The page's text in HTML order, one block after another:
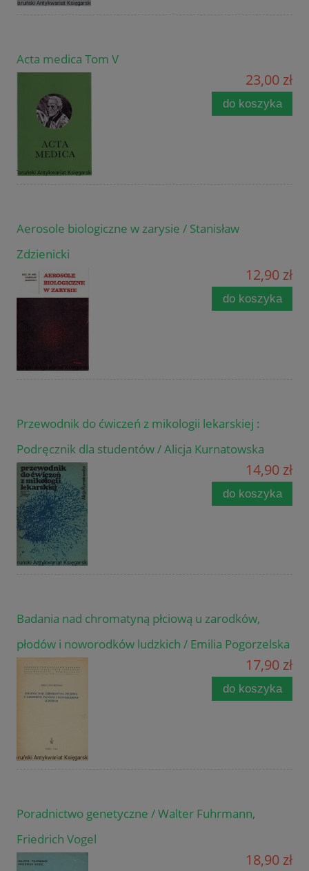
Acta medica Tom V
23,00 zł
do koszyka
Aerosole biologiczne w zarysie / Stanisław
Zdzienicki
12,90 zł
do koszyka
Przewodnik do ćwiczeń z mikologii lekarskiej :
Podręcznik dla studentów / Alicja Kurnatowska
14,90 zł
do koszyka
Badania nad chromatyną płciową u zarodków,
płodów i noworodków ludzkich / Emilia Pogorzelska
17,90 zł
do koszyka
Poradnictwo genetyczne / Walter Fuhrmann,
Friedrich Vogel
18,90 zł